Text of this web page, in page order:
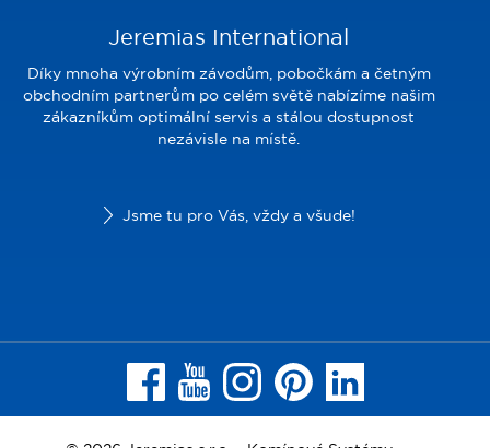
Jeremias International
Díky mnoha výrobním závodům, pobočkám a četným
obchodním partnerům po celém světě nabízíme našim
zákazníkům optimální servis a stálou dostupnost
nezávisle na místě.
Jsme tu pro Vás, vždy a všude!